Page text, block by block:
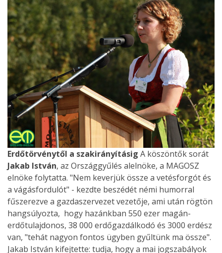
Erdőtörvénytől a szakirányításig A köszöntők sorát
Jakab István, az Országgyűlés alelnöke, a MAGOSZ
elnöke folytatta. "Nem keverjük össze a vetésforgót és
a vágásfordulót" - kezdte beszédét némi humorral
fűszerezve a gazdaszervezet vezetője, ami után rögtön
hangsúlyozta, hogy hazánkban 550 ezer magán-
erdőtulajdonos, 38 000 erdőgazdálkodó és 3000 erdész
van, "tehát nagyon fontos ügyben gyűltünk ma össze".
Jakab István kifejtette: tudja, hogy a mai jogszabályok